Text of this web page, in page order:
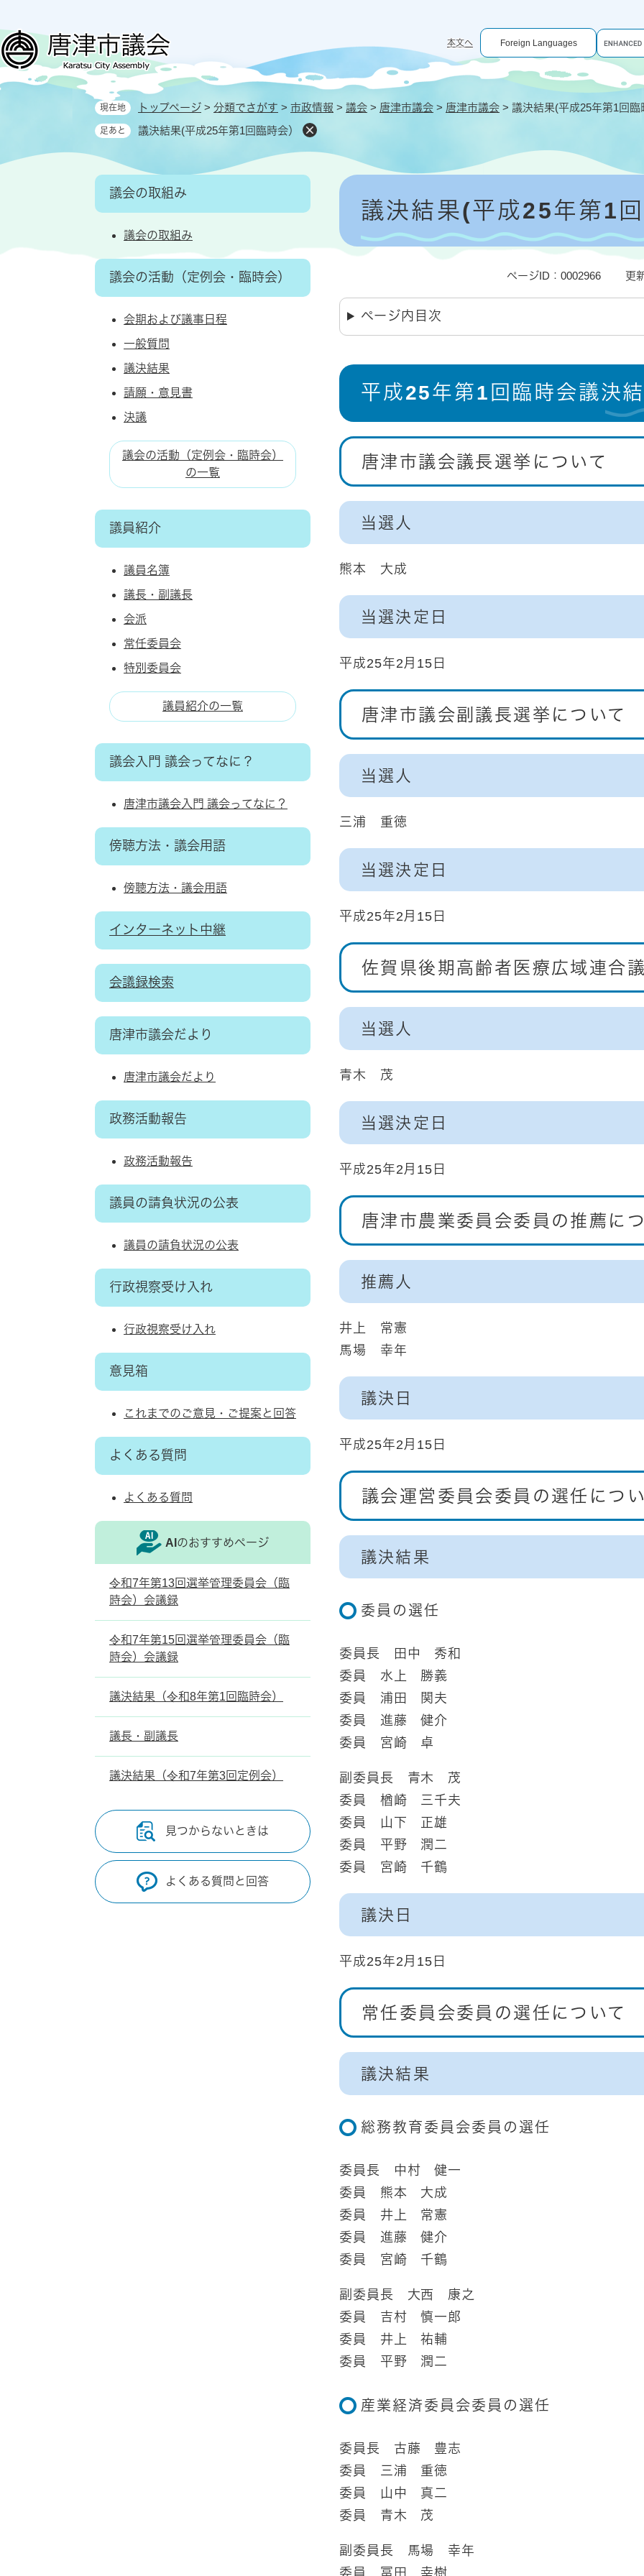
ジ
の
ュ
ー
本
本文へ Foreign Languages
G
o
l
カ
検
索
現在地 トップページ > 分類でさがす > 市政情報 > 議会 > 唐津市議会 > 唐津市議会 > 議決結果(平成25年第1回臨
足あと 議決結果(平成25年第1回臨時会）
本
議決結果(平成25年第1
ページID：0002966 更
ページ内目次
平成25年第1回臨時会議決
唐津市議会議長選挙について
当選人
熊本 大成
当選決定日
平成25年2月15日
唐津市議会副議長選挙について
当選人
三浦 重徳
当選決定日
平成25年2月15日
佐賀県後期高齢者医療広域連合
当選人
青木 茂
当選決定日
平成25年2月15日
唐津市農業委員会委員の推薦に
推薦人
井上 常憲
馬場 幸年
議決日
平成25年2月15日
議会運営委員会委員の選任につ
議決結果
委員の選任
委員長 田中 秀和
委員 水上 勝義
委員 浦田 関夫
委員 進藤 健介
委員 宮崎 卓
副委員長 青木 茂
委員 楢崎 三千夫
委員 山下 正雄
委員 平野 潤二
委員 宮崎 千鶴
議決日
平成25年2月15日
常任委員会委員の選任について
議決結果
総務教育委員会委員の選任
委員長 中村 健一
委員 熊本 大成
委員 井上 常憲
委員 進藤 健介
委員 宮崎 千鶴
副委員長 大西 康之
委員 吉村 慎一郎
委員 井上 祐輔
委員 平野 潤二
産業経済委員会委員の選任
委員長 古藤 豊志
委員 三浦 重徳
委員 山中 真二
委員 青木 茂
副委員長 馬場 幸年
委員 冨田 幸樹
議会の取組み
議会の取組み
議会の活動（定例会・臨時会）
会期および議事日程
一般質問
議決結果
請願・意見書
決議
議会の活動（定例会・臨時会）
の一覧
議員紹介
議員名簿
議長・副議長
会派
常任委員会
特別委員会
議員紹介の一覧
議会入門 議会ってなに？
唐津市議会入門 議会ってなに？
傍聴方法・議会用語
傍聴方法・議会用語
インターネット中継
会議録検索
唐津市議会だより
唐津市議会だより
政務活動報告
政務活動報告
議員の請負状況の公表
議員の請負状況の公表
行政視察受け入れ
行政視察受け入れ
意見箱
これまでのご意見・ご提案と回答
よくある質問
よくある質問
AIのおすすめページ
令和7年第13回選挙管理委員会（臨
時会）会議録
令和7年第15回選挙管理委員会（臨
時会）会議録
議決結果（令和8年第1回臨時会）
議長・副議長
議決結果（令和7年第3回定例会）
見つからないときは
よくある質問と回答